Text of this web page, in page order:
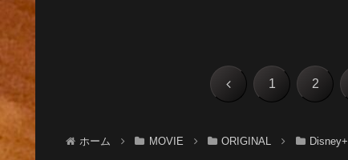
前 1 2
ホーム MOVIE ORIGINAL Disney+